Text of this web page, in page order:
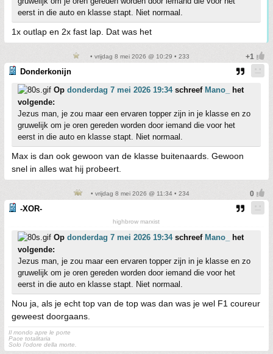
eerst in die auto en klasse stapt. Niet normaal.
1x outlap en 2x fast lap. Dat was het
• vrijdag 8 mei 2026 @ 10:29 • 233
Donderkonijn
Op donderdag 7 mei 2026 19:34schreef Mano_
het
volgende:
Jezus man, je zou maar een ervaren topper zijn in je klasse en zo
gruwelijk om je oren gereden worden door iemand die voor het
eerst in die auto en klasse stapt. Niet normaal.
Max is dan ook gewoon van de klasse buitenaards. Gewoon
snel in alles wat hij probeert.
• vrijdag 8 mei 2026 @ 11:34 • 234
-XOR-
highbrow marxist
Op donderdag 7 mei 2026 19:34schreef Mano_
het
volgende:
Jezus man, je zou maar een ervaren topper zijn in je klasse en zo
gruwelijk om je oren gereden worden door iemand die voor het
eerst in die auto en klasse stapt. Niet normaal.
Nou ja, als je echt top van de top was dan was je wel F1 coureur
geweest doorgaans.
Il mondo apre le porte
Pace totalitaria
Solo l'odore della morte.